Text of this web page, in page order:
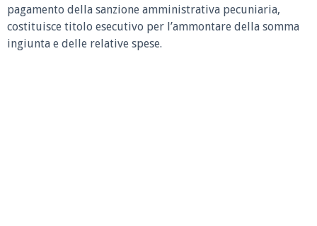
pagamento della sanzione amministrativa pecuniaria,
costituisce titolo esecutivo per l’ammontare della somma
ingiunta e delle relative spese.